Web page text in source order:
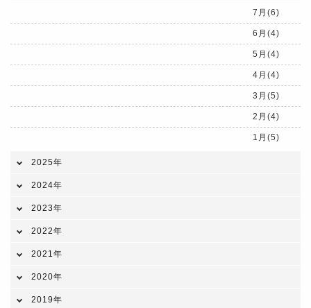
7月(6)
6月(4)
5月(4)
4月(4)
3月(5)
2月(4)
1月(5)
2025年
2024年
2023年
2022年
2021年
2020年
2019年